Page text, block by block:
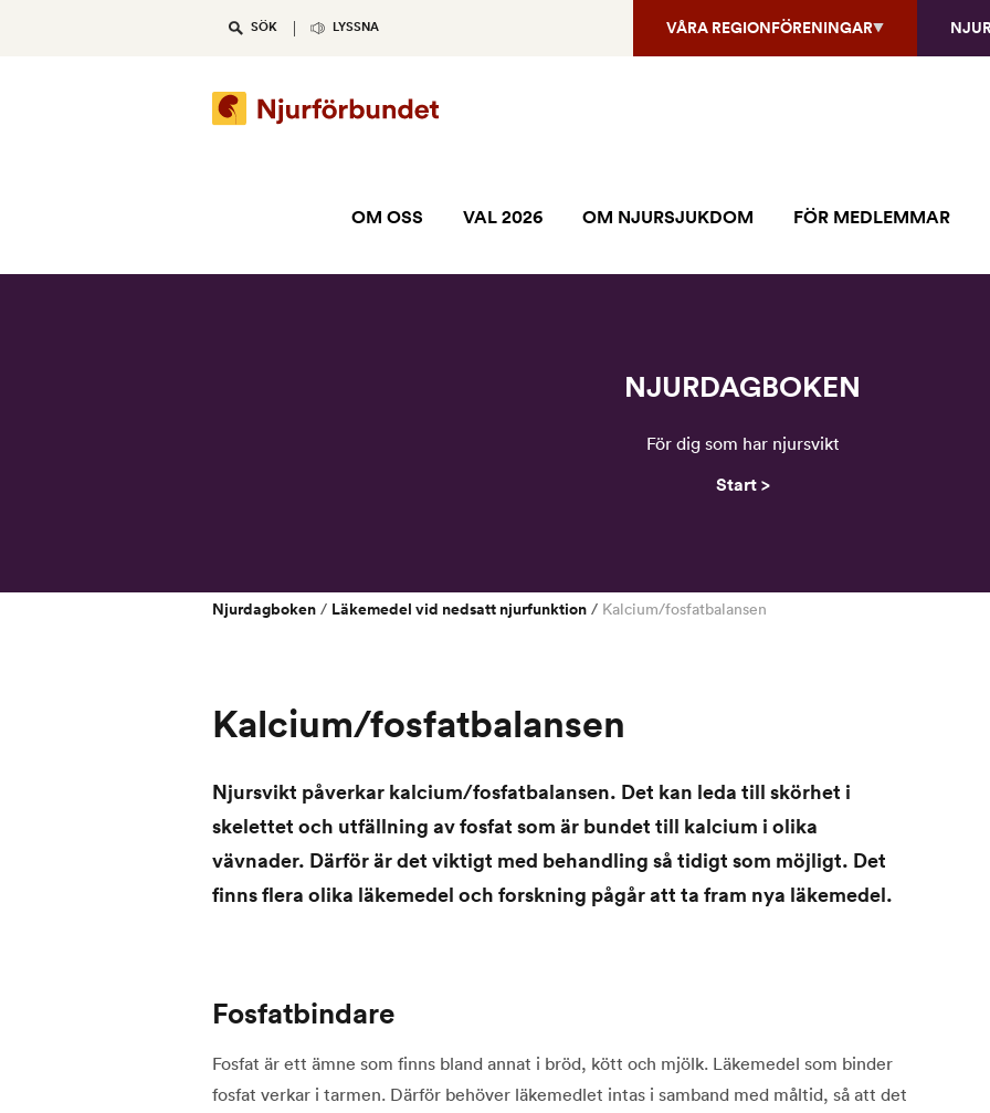
SÖK LYSSNA VÅRA REGIONFÖRENINGAR
OM OSS VAL 2026 OM NJURSJUKDOM FÖR MEDLEMMAR
NJURDAGBOKEN
För dig som har njursvikt
Start >
Njurdagboken / Läkemedel vid nedsatt njurfunktion / Kalcium/fosfatbalansen
Kalcium/fosfatbalansen
Njursvikt påverkar kalcium/fosfatbalansen. Det kan leda till skörhet i
skelettet och utfällning av fosfat som är bundet till kalcium i olika
vävnader. Därför är det viktigt med behandling så tidigt som möjligt. Det
finns flera olika läkemedel och forskning pågår att ta fram nya läkemedel.
Fosfatbindare
Fosfat är ett ämne som finns bland annat i bröd, kött och mjölk. Läkemedel som binder
fosfat verkar i tarmen. Därför behöver läkemedlet intas i samband med måltid, så att det